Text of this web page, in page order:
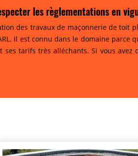
les règlementations en
des travaux de maçonnerie de
Il est connu dans le domaine
tarifs très alléchants. Si vous avez